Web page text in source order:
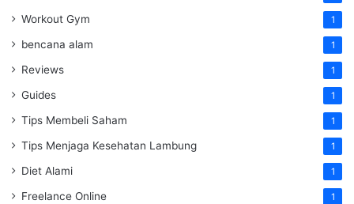
Workout Gym 1
bencana alam 1
Reviews 1
Guides 1
Tips Membeli Saham 1
Tips Menjaga Kesehatan Lambung 1
Diet Alami 1
Freelance Online 1